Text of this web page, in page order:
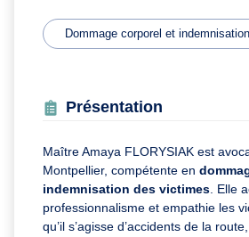
Dommage corporel et
Présentation
Maître Amaya FLORYSIAK est
Montpellier, compétente en
indemnisation des victimes. Elle
professionnalisme et empathie les
qu’il s’agisse d’accidents de la